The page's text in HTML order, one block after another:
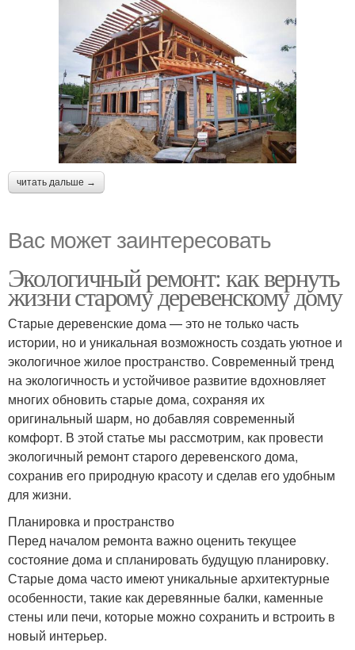
читать дальше →
Вас может заинтересовать
Экологичный ремонт: как вернуть
жизни старому деревенскому дому
Старые деревенские дома — это не только часть
истории, но и уникальная возможность создать уютное и
экологичное жилое пространство. Современный тренд
на экологичность и устойчивое развитие вдохновляет
многих обновить старые дома, сохраняя их
оригинальный шарм, но добавляя современный
комфорт. В этой статье мы рассмотрим, как провести
экологичный ремонт старого деревенского дома,
сохранив его природную красоту и сделав его удобным
для жизни.
Планировка и пространство
Перед началом ремонта важно оценить текущее
состояние дома и спланировать будущую планировку.
Старые дома часто имеют уникальные архитектурные
особенности, такие как деревянные балки, каменные
стены или печи, которые можно сохранить и встроить в
новый интерьер.